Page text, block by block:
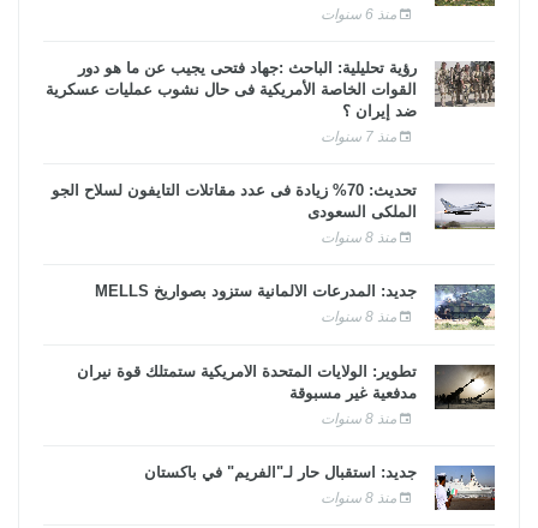
منذ 6 سنوات
رؤية تحليلية: الباحث :جهاد فتحى يجيب عن ما هو دور
القوات الخاصة الأمريكية فى حال نشوب عمليات عسكرية
ضد إيران ؟
منذ 7 سنوات
تحديث: 70% زيادة فى عدد مقاتلات التايفون لسلاح الجو
الملكى السعودى
منذ 8 سنوات
جديد: المدرعات الألمانية ستزود بصواريخ MELLS
منذ 8 سنوات
تطوير: الولايات المتحدة الأمريكية ستمتلك قوة نيران
مدفعية غير مسبوقة
منذ 8 سنوات
جديد: استقبال حار لـ"الفريم" في باكستان
منذ 8 سنوات